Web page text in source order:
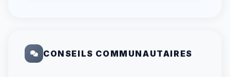
CONSEILS COMMUNAUTAIRES